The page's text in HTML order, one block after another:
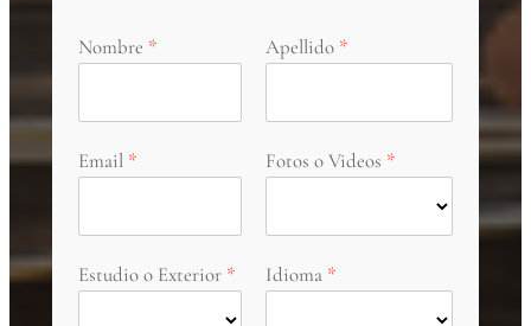
Nombre Apellido
Email Fotos o Videos
Estudio o Exterior Idioma